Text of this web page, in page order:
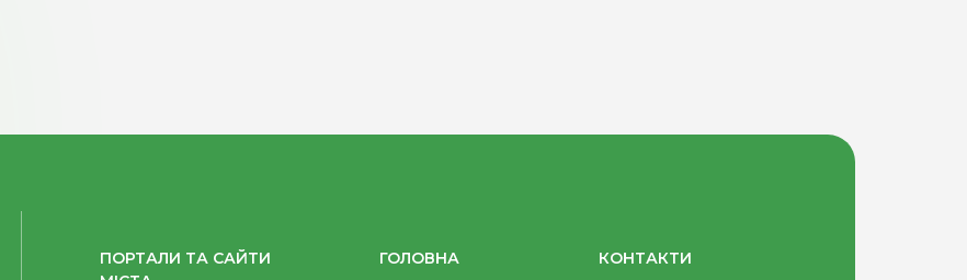
ПОРТАЛИ ТА САЙТИ
ГОЛОВНА КОНТАКТИ